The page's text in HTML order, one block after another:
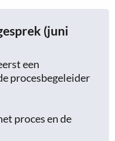
(juni
een
procesbegeleider
proces en de